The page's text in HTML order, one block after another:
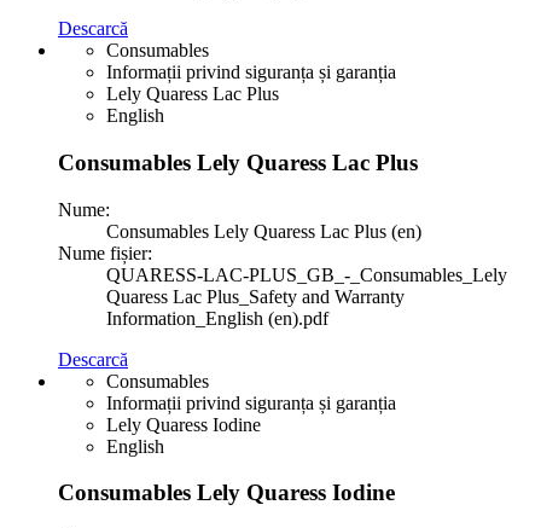
Descarcă
Consumables
Informații privind siguranța și garanția
Lely Quaress Lac Plus
English
Consumables Lely Quaress Lac Plus
Nume:
Consumables Lely Quaress Lac Plus (en)
Nume fișier:
QUARESS-LAC-PLUS_GB_-_Consumables_Lely
Quaress Lac Plus_Safety and Warranty
Information_English (en).pdf
Descarcă
Consumables
Informații privind siguranța și garanția
Lely Quaress Iodine
English
Consumables Lely Quaress Iodine